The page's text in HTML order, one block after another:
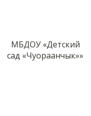
МБДОУ «Детский
сад «Чуораанчык»»